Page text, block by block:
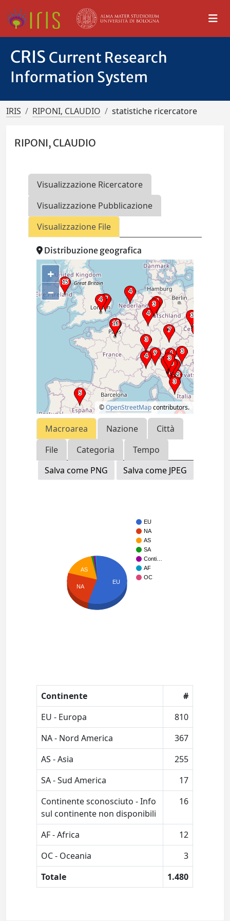
CRIS Current Research
Information System
IRIS RIPONI, CLAUDIO statistiche ricercatore
RIPONI, CLAUDIO
Visualizzazione Ricercatore
Visualizzazione Pubblicazione
Visualizzazione File
Distribuzione geografica
+
–
©OpenStreetMapcontributors.
Macroarea Nazione
Città
File
Categoria
Tempo
Salva come PNG
Salva come JPEG
EU
NA
AS
SA
Conti…
AF
OC
AS
NA
EU
Continente
#
EU - Europa
810
NA - Nord America
367
AS - Asia
255
SA - Sud America
17
Continente sconosciuto - Info
sul continente non disponibili
16
AF - Africa
12
OC - Oceania
3
Totale
1.480